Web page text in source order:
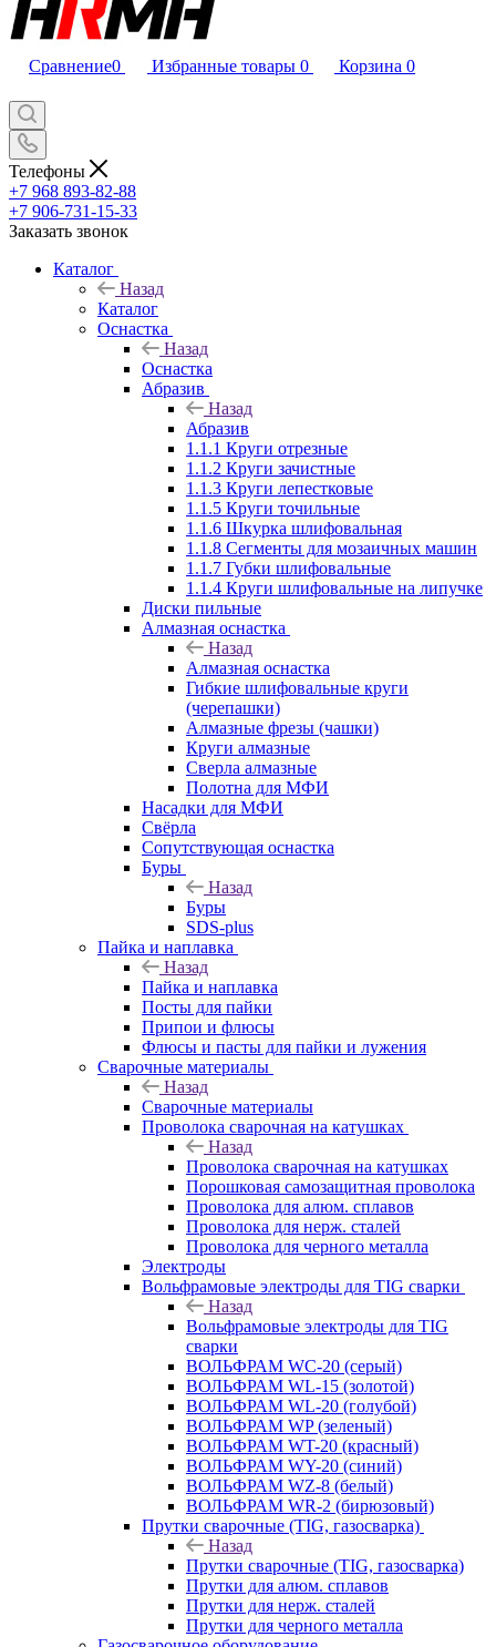
Сравнение0 Избранные товары 0 Корзина 0
Телефоны
+7 968 893-82-88
+7 906-731-15-33
Заказать звонок
Каталог
Назад
Каталог
Оснастка
Назад
Оснастка
Абразив
Назад
Абразив
1.1.1 Круги отрезные
1.1.2 Круги зачистные
1.1.3 Круги лепестковые
1.1.5 Круги точильные
1.1.6 Шкурка шлифовальная
1.1.8 Сегменты для мозаичных машин
1.1.7 Губки шлифовальные
1.1.4 Круги шлифовальные на липучке
Диски пильные
Алмазная оснастка
Назад
Алмазная оснастка
Гибкие шлифовальные круги
(черепашки)
Алмазные фрезы (чашки)
Круги алмазные
Сверла алмазные
Полотна для МФИ
Насадки для МФИ
Свёрла
Сопутствующая оснастка
Буры
Назад
Буры
SDS-plus
Пайка и наплавка
Назад
Пайка и наплавка
Посты для пайки
Припои и флюсы
Флюсы и пасты для пайки и лужения
Сварочные материалы
Назад
Сварочные материалы
Проволока сварочная на катушках
Назад
Проволока сварочная на катушках
Порошковая самозащитная проволока
Проволока для алюм. сплавов
Проволока для нерж. сталей
Проволока для черного металла
Электроды
Вольфрамовые электроды для TIG сварки
Назад
Вольфрамовые электроды для TIG
сварки
ВОЛЬФРАМ WC-20 (серый)
ВОЛЬФРАМ WL-15 (золотой)
ВОЛЬФРАМ WL-20 (голубой)
ВОЛЬФРАМ WP (зеленый)
ВОЛЬФРАМ WT-20 (красный)
ВОЛЬФРАМ WY-20 (синий)
ВОЛЬФРАМ WZ-8 (белый)
ВОЛЬФРАМ WR-2 (бирюзовый)
Прутки сварочные (TIG, газосварка)
Назад
Прутки сварочные (TIG, газосварка)
Прутки для алюм. сплавов
Прутки для нерж. сталей
Прутки для черного металла